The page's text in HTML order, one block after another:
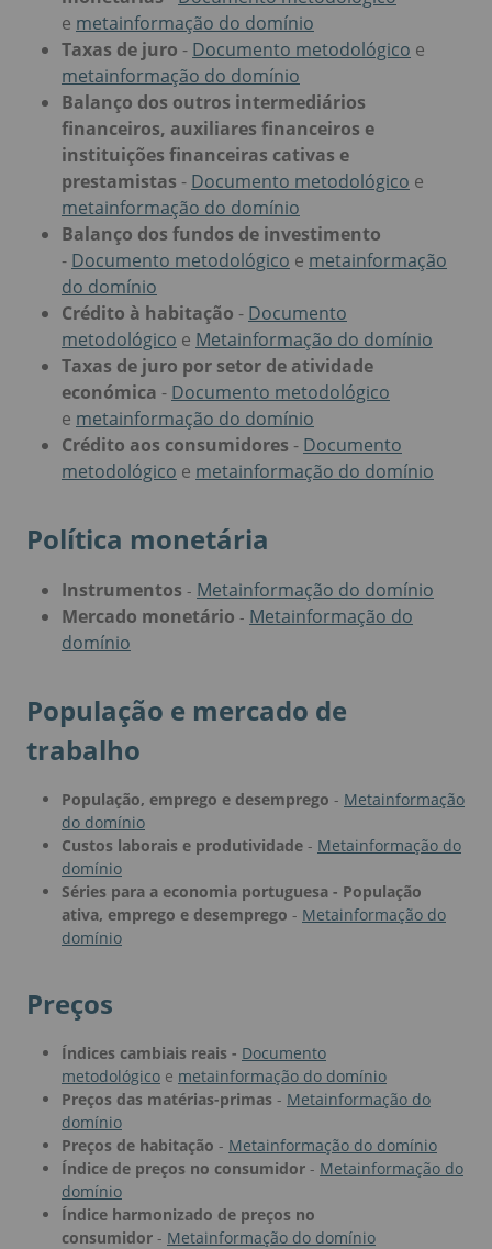
e metainformação do domínio
Taxas de juro - Documento metodológico e
metainformação do domínio
Balanço dos outros intermediários
financeiros, auxiliares financeiros e
instituições financeiras cativas e
prestamistas - Documento metodológico e
metainformação do domínio
Balanço dos fundos de investimento
- Documento metodológico e metainformação
do domínio
Crédito à habitação - Documento
metodológico e Metainformação do domínio
Taxas de juro por setor de atividade
económica - Documento metodológico
e metainformação do domínio
Crédito aos consumidores - Documento
metodológico e metainformação do domínio
Política monetária
Instrumentos - Metainformação do domínio
Mercado monetário - Metainformação do
domínio
População e mercado de
trabalho
População, emprego e desemprego - Metainformação
do domínio
Custos laborais e produtividade - Metainformação do
domínio
Séries para a economia portuguesa - População
ativa, emprego e desemprego - Metainformação do
domínio
Preços
Índices cambiais reais - Documento
metodológico e metainformação do domínio
Preços das matérias-primas - Metainformação do
domínio
Preços de habitação - Metainformação do domínio
Índice de preços no consumidor - Metainformação do
domínio
Índice harmonizado de preços no
consumidor - Metainformação do domínio